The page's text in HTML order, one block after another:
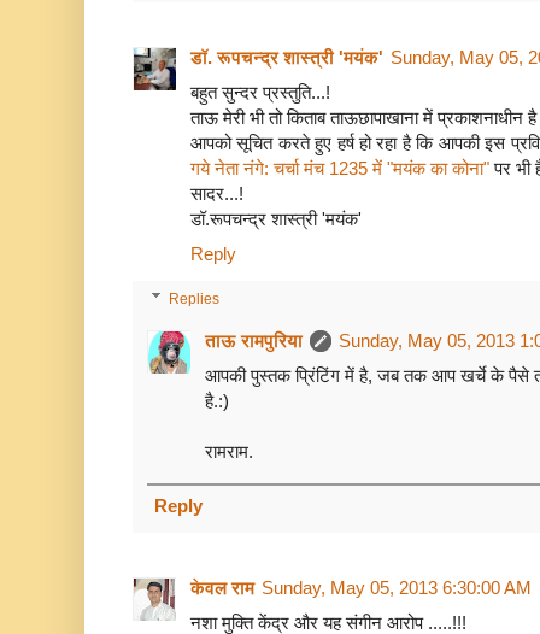
डॉ. रूपचन्द्र शास्त्री 'मयंक' Sunday, May 05,
बहुत सुन्दर प्रस्तुति...!
ताऊ मेरी भी तो किताब ताऊछापाखाना में
आपको सूचित करते हुए हर्ष हो रहा है कि आपकी इस
गये नेता नंगे: चर्चा मंच 1235 में "मयंक का कोना"पर भी
सादर...!
डॉ.रूपचन्द्र शास्त्री 'मयंक'
Reply
Replies
ताऊ रामपुरिया
Sunday, May 05, 2013
आपकी पुस्तक प्रिंटिंग में है, जब तक आप खर्चे के पैसे तो
है.:)
रामराम.
Reply
केवल राम Sunday, May 05, 2013 6:30:00 AM
नशा मुक्ति केंद्र और यह संगीन आरोप .....!!!